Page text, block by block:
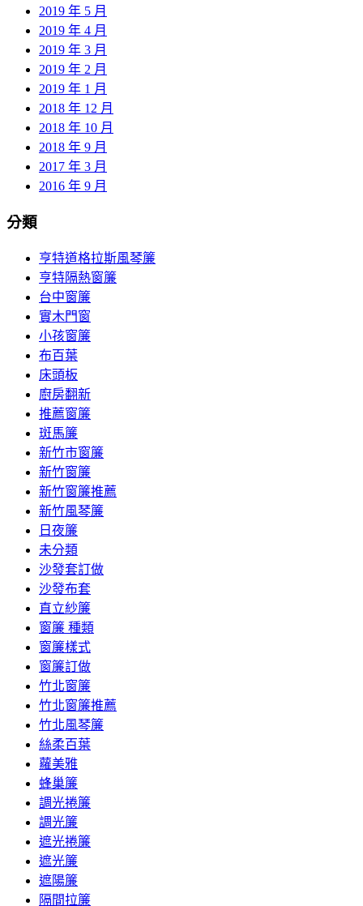
2019 年 5 月
2019 年 4 月
2019 年 3 月
2019 年 2 月
2019 年 1 月
2018 年 12 月
2018 年 10 月
2018 年 9 月
2017 年 3 月
2016 年 9 月
分類
亨特道格拉斯風琴簾
亨特隔熱窗簾
台中窗簾
實木門窗
小孩窗簾
布百葉
床頭板
廚房翻新
推薦窗簾
斑馬簾
新竹市窗簾
新竹窗簾
新竹窗簾推薦
新竹風琴簾
日夜簾
未分類
沙發套訂做
沙發布套
直立紗簾
窗簾 種類
窗簾樣式
窗簾訂做
竹北窗簾
竹北窗簾推薦
竹北風琴簾
絲柔百葉
蘿美雅
蜂巢簾
調光捲簾
調光簾
遮光捲簾
遮光簾
遮陽簾
隔間拉簾